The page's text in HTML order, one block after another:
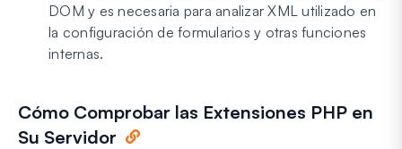
DOM y es necesaria para analizar XML utilizado en
la configuración de formularios y otras funciones
internas.
Cómo Comprobar las Extensiones PHP en
Su Servidor